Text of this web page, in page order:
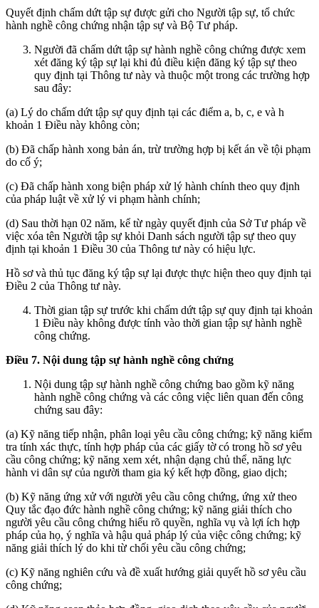
Quyết định chấm dứt tập sự được gửi cho Người tập sự, tổ chức
hành nghề công chứng nhận tập sự và Bộ Tư pháp.
Người đã chấm dứt tập sự hành nghề công chứng được xem
xét đăng ký tập sự lại khi đủ điều kiện đăng ký tập sự theo
quy định tại Thông tư này và thuộc một trong các trường hợp
sau đây:
(a) Lý do chấm dứt tập sự quy định tại các điểm a, b, c, e và h
khoản 1 Điều này không còn;
(b) Đã chấp hành xong bản án, trừ trường hợp bị kết án về tội phạm
do cố ý;
(c) Đã chấp hành xong biện pháp xử lý hành chính theo quy định
của pháp luật về xử lý vi phạm hành chính;
(d) Sau thời hạn 02 năm, kể từ ngày quyết định của Sở Tư pháp về
việc xóa tên Người tập sự khỏi Danh sách người tập sự theo quy
định tại khoản 1 Điều 30 của Thông tư này có hiệu lực.
Hồ sơ và thủ tục đăng ký tập sự lại được thực hiện theo quy định tại
Điều 2 của Thông tư này.
Thời gian tập sự trước khi chấm dứt tập sự quy định tại khoản
1 Điều này không được tính vào thời gian tập sự hành nghề
công chứng.
Điều 7. Nội dung tập sự hành nghề công chứng
Nội dung tập sự hành nghề công chứng bao gồm kỹ năng
hành nghề công chứng và các công việc liên quan đến công
chứng sau đây:
(a) Kỹ năng tiếp nhận, phân loại yêu cầu công chứng; kỹ năng kiểm
tra tính xác thực, tính hợp pháp của các giấy tờ có trong hồ sơ yêu
cầu công chứng; kỹ năng xem xét, nhận dạng chủ thể, năng lực
hành vi dân sự của người tham gia ký kết hợp đồng, giao dịch;
(b) Kỹ năng ứng xử với người yêu cầu công chứng, ứng xử theo
Quy tắc đạo đức hành nghề công chứng; kỹ năng giải thích cho
người yêu cầu công chứng hiểu rõ quyền, nghĩa vụ và lợi ích hợp
pháp của họ, ý nghĩa và hậu quả pháp lý của việc công chứng; kỹ
năng giải thích lý do khi từ chối yêu cầu công chứng;
(c) Kỹ năng nghiên cứu và đề xuất hướng giải quyết hồ sơ yêu cầu
công chứng;